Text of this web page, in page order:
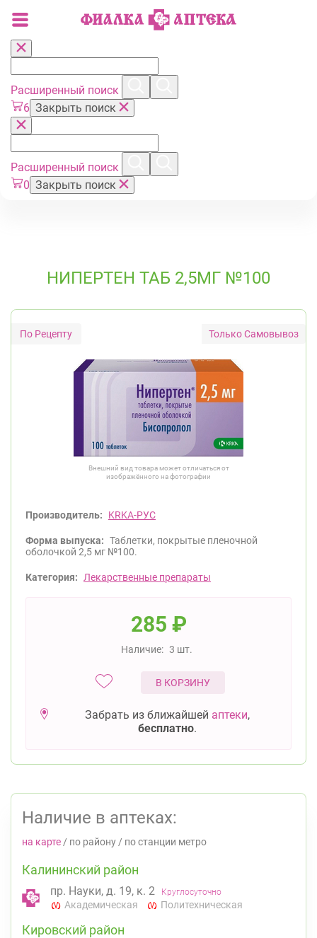
Расширенный поиск
6 Закрыть поиск
Расширенный поиск
0 Закрыть поиск
НИПЕРТЕН ТАБ 2,5МГ №100
Только Самовывоз
Внешний вид товара может отличаться от
изображённого на фотографии
Производитель: KRKA-РУС
Форма выпуска: Таблетки, покрытые пленочной
оболочкой 2,5 мг №100.
Категория: Лекарственные препараты
285 ₽
Наличие: 3 шт.
В КОРЗИНУ
Забрать из ближайшей аптеки,
бесплатно.
Наличие в аптеках:
на карте / по району / по станции метро
Калининский район
пр. Науки, д. 19, к. 2 Круглосуточно
Академическая Политехническая
Кировский район